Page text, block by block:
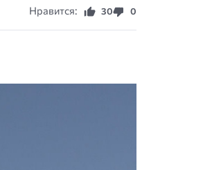
Нравится: 30 0